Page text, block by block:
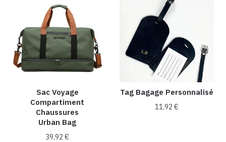
variations.
Les
options
peuvent
être
choisies
la
page
du
produit
variations.
Les
options
peuvent
être
choisies
sur
la
page
Sac Voyage
Compartiment
Chaussures
Urban Bag
39,92€
Tag Bagage Personnalisé
11,92€